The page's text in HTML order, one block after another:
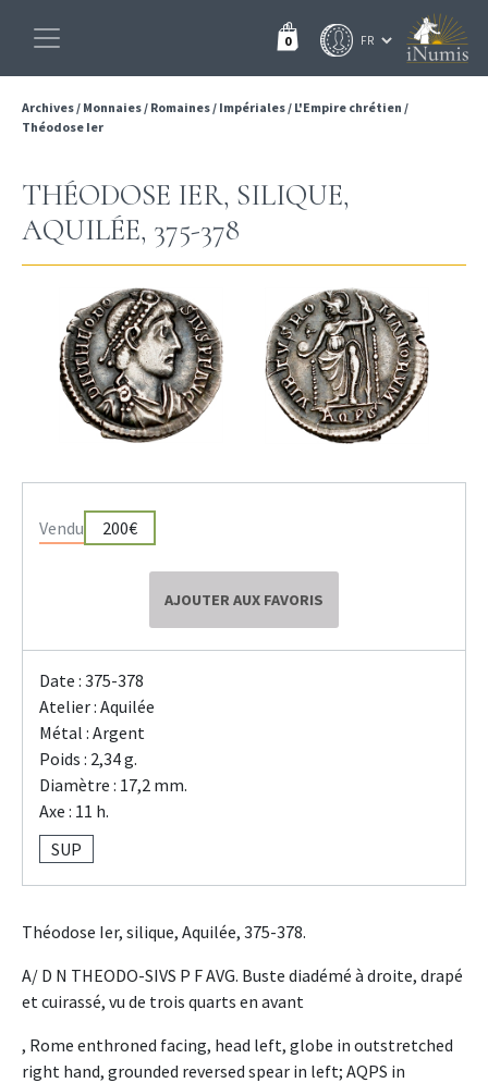
0
Archives/ Monnaies/ Romaines/ Impériales/ L'Empire chrétien /
Théodose Ier
THÉODOSE IER, SILIQUE,
AQUILÉE, 375-378
Vendu 200€
AJOUTER AUX FAVORIS
Date : 375-378
Atelier : Aquilée
Métal : Argent
Poids : 2,34 g.
Diamètre : 17,2 mm.
Axe : 11 h.
SUP
Théodose Ier, silique, Aquilée, 375-378.
A/ D N THEODO-SIVS P F AVG. Buste diadémé à droite, drapé
et cuirassé, vu de trois quarts en avant
, Rome enthroned facing, head left, globe in outstretched
right hand, grounded reversed spear in left; AQPS in